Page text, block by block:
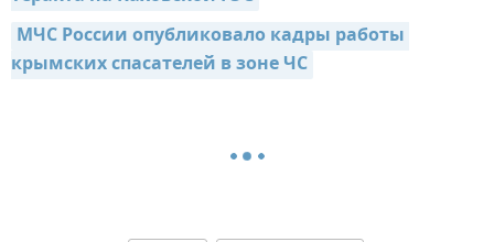
МЧС России опубликовало кадры работы
крымских спасателей в зоне ЧС